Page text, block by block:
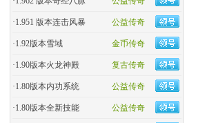
公益传奇
·1.951 版本连击风暴
金币传奇
·1.92版本雪域
复古传奇
·1.90版本火龙神殿
公益传奇
·1.80版本内功系统
公益传奇
·1.80版本全新技能